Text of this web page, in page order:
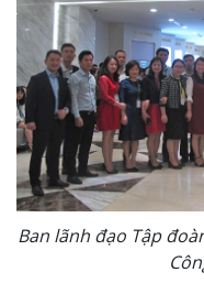
Ban lãnh đạo Tập